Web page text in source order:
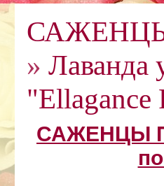
» Лаванда
"Ellagance
САЖЕНЦЫ